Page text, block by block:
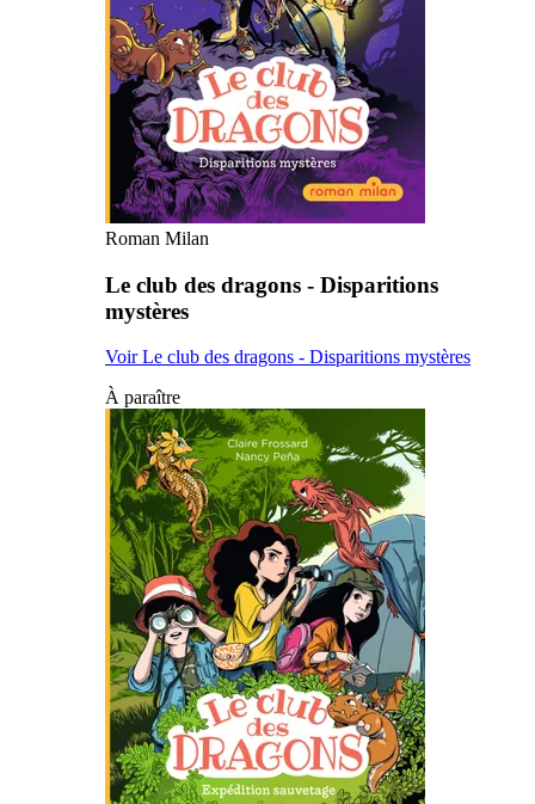
Roman Milan
Le club des dragons - Disparitions
mystères
Voir Le club des dragons - Disparitions mystères
À paraître